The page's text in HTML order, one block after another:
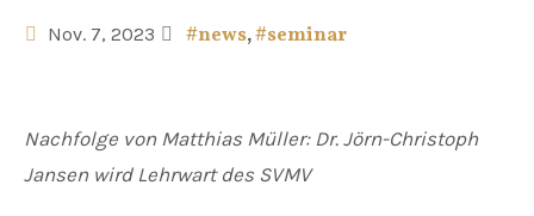
Nov. 7, 2023 #news,#seminar
Nachfolge von Matthias Müller: Dr. Jörn-Christoph
Jansen wird Lehrwart des SVMV